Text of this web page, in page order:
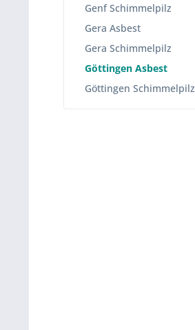
Genf Schimmelpilz
Gera Asbest
Gera Schimmelpilz
Göttingen Asbest
Göttingen Schimmelpilz